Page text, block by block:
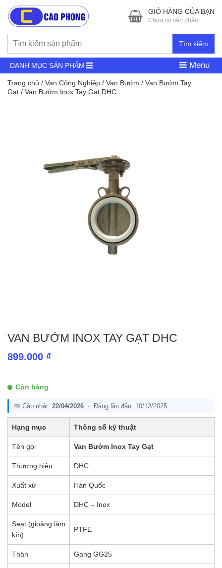
Tìm kiếm
GIỎ HÀNG CỦA BẠN
Chưa có sản phẩm
DANH MỤC SẢN PHẨM Menu
Trang chủ / Van Công Nghiệp / Van Bướm / Van Bướm Tay
Gạt / Van Bướm Inox Tay Gạt DHC
VAN BƯỚM INOX TAY GẠT DHC
899.000 ₫
Còn hàng
📅 Cập nhật: 22/04/2026 · Đăng lần đầu: 10/12/2025
Hạng mục Thông số kỹ thuật
Tên gọi Van Bướm Inox Tay Gạt
Thương hiệu DHC
Xuất xứ Hàn Quốc
Model DHC – Inox
Seat (gioăng làm
kín)
PTFE
Thân Gang GG25